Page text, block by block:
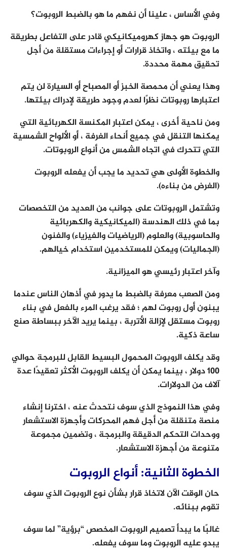
وفي الأساس ، علينا أن نفهم ما هو بالضبط الروبوت؟
الروبوت هو جهاز كهروميكانيكي قادر على التفاعل بطريقة
ما مع بيئته ، واتخاذ قرارات أو إجراءات مستقلة من أجل
تحقيق مهمة محددة.
وهذا يعني أن محمصة الخبز أو المصباح أو السيارة لن يتم
اعتبارها روبوتات نظرًا لعدم وجود طريقة لإدراك بيئتها.
ومن ناحية أخرى ، يمكن اعتبار المكنسة الكهربائية التي
يمكنها التنقل في جميع أنحاء الغرفة ، أو الألواح الشمسية
التي تتحرك في اتجاه الشمس من أنواع الروبوتات.
والخطوة الأولى هي تحديد ما يجب أن يفعله الروبوت
(الغرض من بناءه).
وتشتمل الروبوتات على جوانب من العديد من التخصصات
بما في ذلك الهندسة (الميكانيكية والكهربائية
والحاسوبية) والعلوم (الرياضيات والفيزياء) والفنون
(الجماليات) ويمكن للمستخدمين استخدام خيالهم.
وآخر اعتبار رئيسي هو الميزانية.
ومن الصعب معرفة بالضبط ما يدور في أذهان الناس عندما
يبنون أول روبوت لهم ؛ فقد يرغب المرء بالفعل في بناء
روبوت مستقل لإزالة الأتربة ، بينما يريد الآخر ببساطة صنع
ساعة ذكية.
وقد يكلف الروبوت المحمول البسيط القابل للبرمجة حوالي
100 دولار ، بينما يمكن أن يكلف الروبوت الأكثر تعقيدًا عدة
آلاف من الدولارات.
وفي هذا النموذج الذي سوف نتحدث عنه ، اخترنا إنشاء
منصة متنقلة من أجل فهم المحركات وأجهزة الاستشعار
ووحدات التحكم الدقيقة والبرمجة ، وتضمين مجموعة
متنوعة من أجهزة الاستشعار.
الخطوة الثانية: أنواع الروبوت
حان الوقت الآن لاتخاذ قرار بشأن نوع الروبوت الذي سوف
تقوم ببنائه.
غالبًا ما يبدأ تصميم الروبوت المخصص “برؤية” لما سوف
يبدو عليه الروبوت وما سوف يفعله.